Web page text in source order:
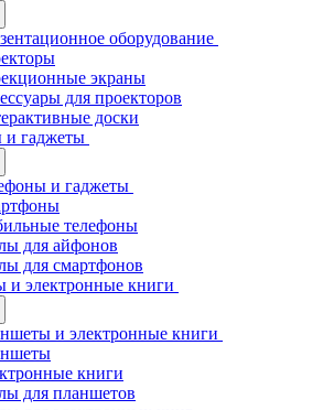
оборудование
экраны
для проекторов
доски
и гаджеты
и гаджеты
телефоны
для айфонов
для смартфонов
и электронные книги
и электронные книги
книги
для планшетов